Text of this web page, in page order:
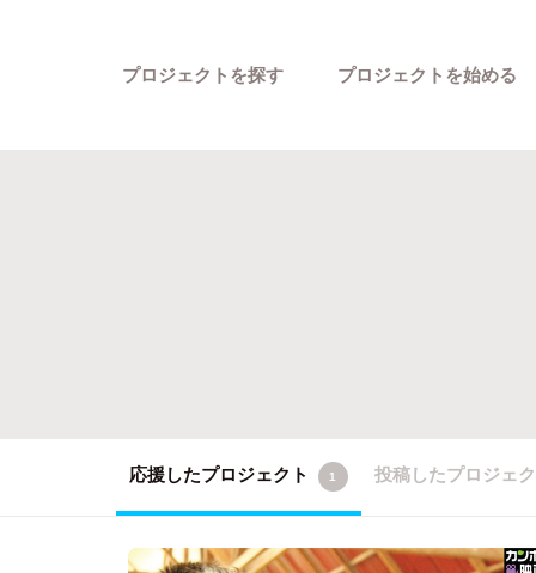
プロジェクトを探す プロジェクトを始める
応援したプロジェクト 1 投稿したプロジェ